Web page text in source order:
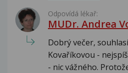
Odpovídá lékař:
MUDr. Andrea
Dobrý večer,
Kovaříkovou -
- nic vážného.